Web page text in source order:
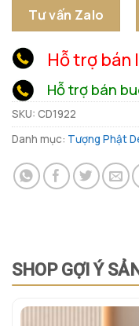
Tư vấn Zalo
Hỗ trợ bán
Hỗ trợ bán
SKU: CD1922
Danh mục: Tượng Phật
SHOP GỢI Ý